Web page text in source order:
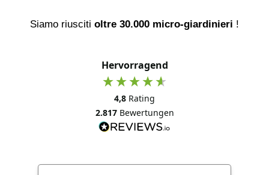
Siamo riusciti oltre 30.000 micro-giardinieri !
Hervorragend
4,8 Rating
2.817 Bewertungen